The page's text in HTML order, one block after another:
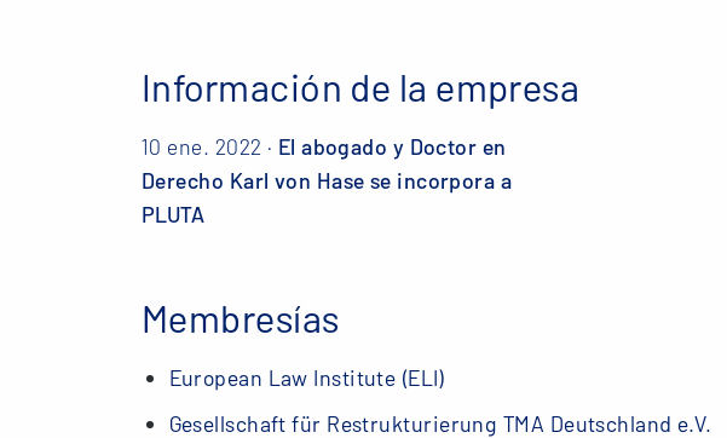
Información de la empresa
10 ene. 2022 · El abogado y Doctor en
Derecho Karl von Hase se incorpora a
PLUTA
Membresías
European Law Institute (ELI)
Gesellschaft für Restrukturierung TMA Deutschland e.V.